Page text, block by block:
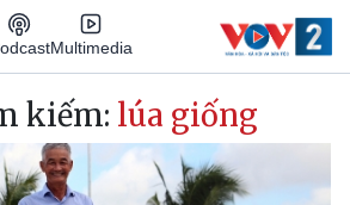
Multimedia
kiếm: lúa giống